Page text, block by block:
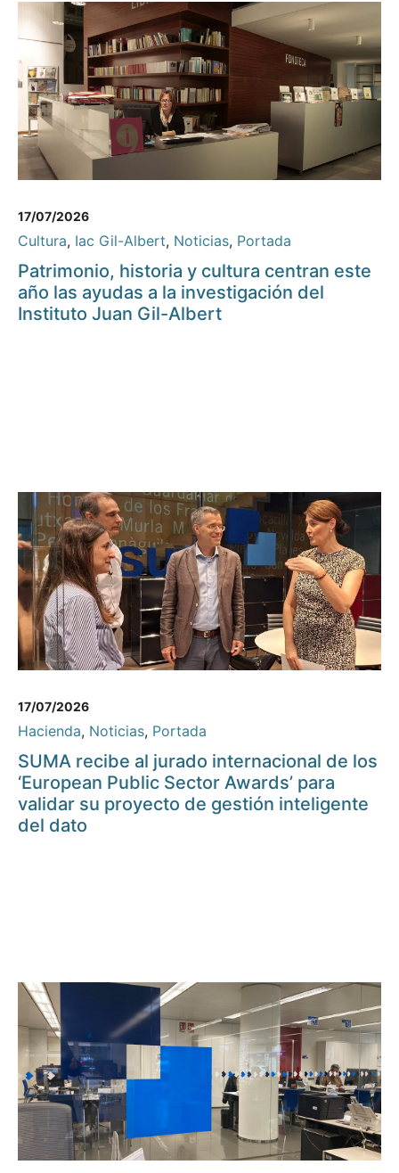
17/07/2026
Cultura, Iac Gil-Albert, Noticias, Portada
Patrimonio, historia y cultura centran este
año las ayudas a la investigación del
Instituto Juan Gil-Albert
17/07/2026
Hacienda, Noticias, Portada
SUMA recibe al jurado internacional de los
‘European Public Sector Awards’ para
validar su proyecto de gestión inteligente
del dato